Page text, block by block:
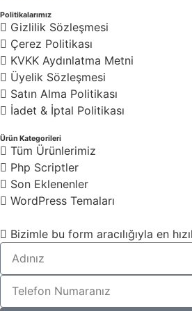
Politikalarımız
Gizlilik Sözleşmesi
Çerez Politikası
KVKK Aydınlatma Metni
Üyelik Sözleşmesi
Satın Alma Politikası
İadet & İptal Politikası
Ürün Kategorileri
Tüm Ürünlerimiz
Php Scriptler
Son Eklenenler
WordPress Temaları
Bizimle bu form aracılığıyla en